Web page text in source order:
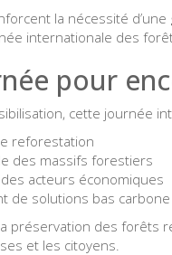
la nécessité d’une
internationale des
pour
cette journée
reforestation
des massifs forestiers
acteurs économiques
de solutions bas carbone
préservation des forêts
et les citoyens.